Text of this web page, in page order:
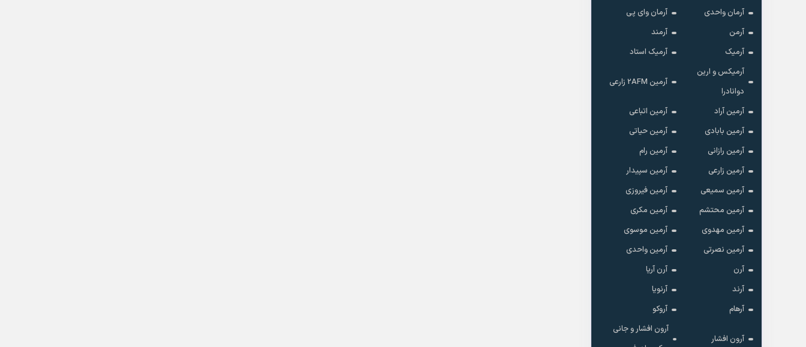
آرمان واحدی
آرمان وای پی
آرمن
آرمند
آرمیک
آرمیک استاد
آرمیکس و ارین
دوانادرا
آرمین 2AFM زارعی
آرمین آراد
آرمین اتباعی
آرمین بابادی
آرمین حیاتی
آرمین رازانی
آرمین رام
آرمین زارعی
آرمین سپیدار
آرمین سمیعی
آرمین فیروزی
آرمین محتشم
آرمین مکری
آرمین مهدوی
آرمین موسوی
آرمین نصرتی
آرمین واحدی
آرن
آرن آریا
آرند
آرنویا
آرهام
آروکو
آرون افشار
آرون افشار و جانی